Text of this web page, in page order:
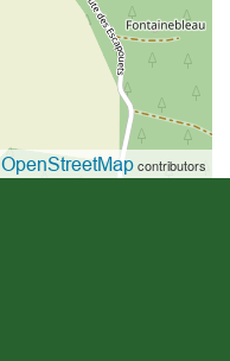
OpenStreetMapcontributors